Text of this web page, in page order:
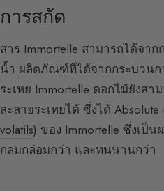
การสกัด
สาร Immortelle สามารถได้จา
น้ำ ผลิตภัณฑ์ที่ได้จากกระบวนก
ระเหย Immortelle ดอกไม้ยังส
ละลายระเหยได้ ซึ่งได้ Absolute
volatils) ของ Immortelle ซึ่งเป็
กลมกล่อมกว่า และทนนานกว่า